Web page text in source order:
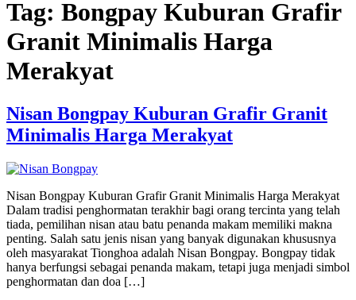
Tag: Bongpay Kuburan Grafir
Granit Minimalis Harga
Merakyat
Nisan Bongpay Kuburan Grafir Granit
Minimalis Harga Merakyat
Nisan Bongpay Kuburan Grafir Granit Minimalis Harga Merakyat
Dalam tradisi penghormatan terakhir bagi orang tercinta yang telah
tiada, pemilihan nisan atau batu penanda makam memiliki makna
penting. Salah satu jenis nisan yang banyak digunakan khususnya
oleh masyarakat Tionghoa adalah Nisan Bongpay. Bongpay tidak
hanya berfungsi sebagai penanda makam, tetapi juga menjadi simbol
penghormatan dan doa […]